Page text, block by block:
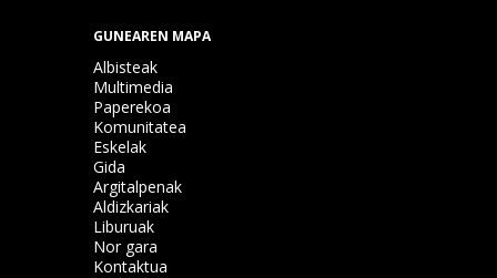
GUNEAREN MAPA
Albisteak
Multimedia
Paperekoa
Komunitatea
Eskelak
Gida
Argitalpenak
Aldizkariak
Liburuak
Nor gara
Kontaktua